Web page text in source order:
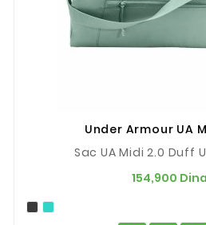
Under Armour UA
Sac UA Midi 2.0 Duff
154,900